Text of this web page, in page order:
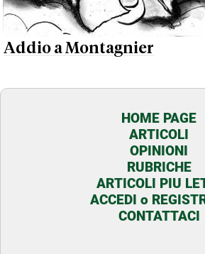
Addio a Montagnier
HOME PAGE
ARTICOLI
OPINIONI
RUBRICHE
ARTICOLI PIU
ACCEDI o
CONTATTACI